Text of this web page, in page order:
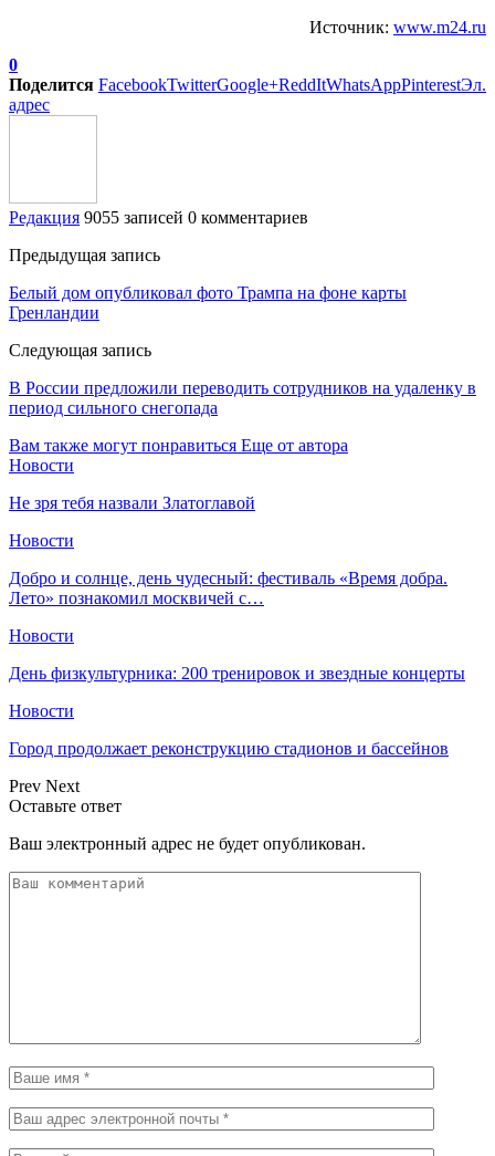
Источник: www.m24.ru
0
Поделится FacebookTwitterGoogle+ReddItWhatsAppPinterestЭл.
адрес
Редакция 9055 записей 0 комментариев
Предыдущая запись
Белый дом опубликовал фото Трампа на фоне карты
Гренландии
Следующая запись
В России предложили переводить сотрудников на удаленку в
период сильного снегопада
Вам также могут понравиться Еще от автора
Новости
Не зря тебя назвали Златоглавой
Новости
Добро и солнце, день чудесный: фестиваль «Время добра.
Лето» познакомил москвичей с…
Новости
День физкультурника: 200 тренировок и звездные концерты
Новости
Город продолжает реконструкцию стадионов и бассейнов
Prev Next
Оставьте ответ
Ваш электронный адрес не будет опубликован.